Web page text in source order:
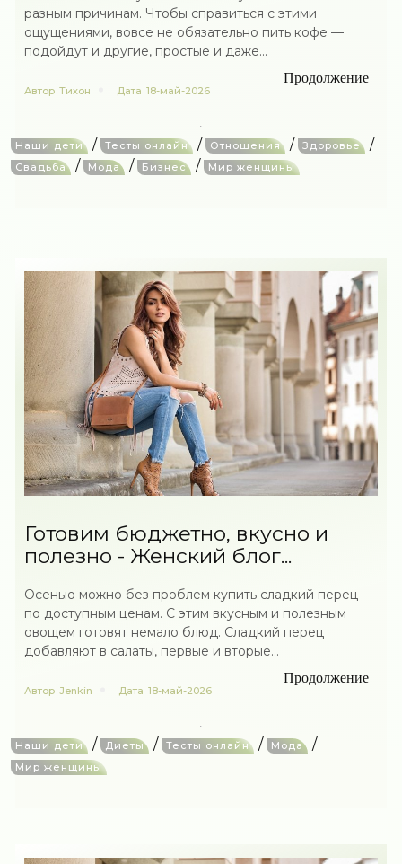
разным причинам. Чтобы справиться с этими
ощущениями, вовсе не обязательно пить кофе —
подойдут и другие, простые и даже...
Продолжение
Автор Тихон Дата 18-май-2026
Наши дети / Тесты онлайн / Отношения / Здоровье /
Свадьба / Мода / Бизнес / Мир женщины
Готовим бюджетно, вкусно и
полезно - Женский блог...
Осенью можно без проблем купить сладкий перец
по доступным ценам. С этим вкусным и полезным
овощем готовят немало блюд. Сладкий перец
добавляют в салаты, первые и вторые...
Продолжение
Автор Jenkin Дата 18-май-2026
Наши дети / Диеты / Тесты онлайн / Мода /
Мир женщины